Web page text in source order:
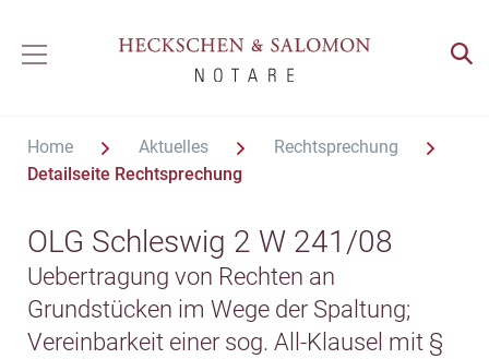
Home Aktuelles
Rechtsprechung
Detailseite Rechtsprechung
OLG Schleswig 2 W 241/08
Uebertragung von Rechten an
Grundstücken im Wege der Spaltung;
Vereinbarkeit einer sog. All-Klausel mit §